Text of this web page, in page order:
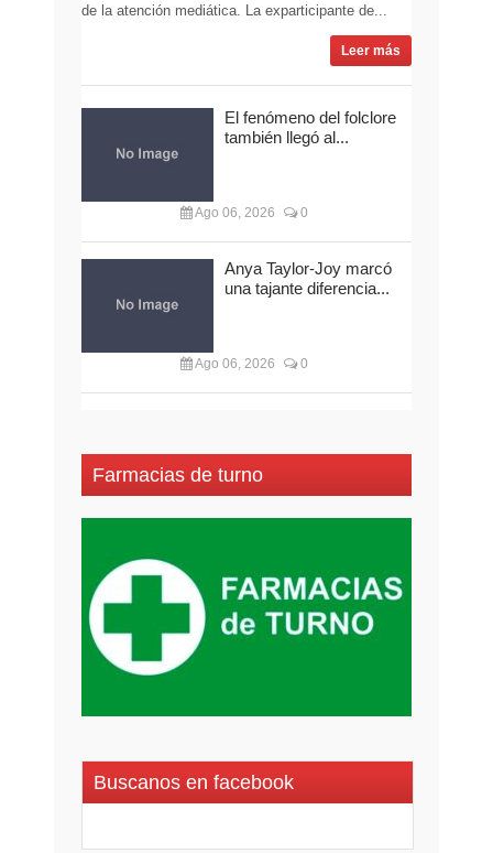
de la atención mediática. La exparticipante de...
Leer más
El fenómeno del folclore
también llegó al...
Ago 06, 2026 0
Anya Taylor-Joy marcó
una tajante diferencia...
Ago 06, 2026 0
Farmacias de turno
Buscanos en facebook